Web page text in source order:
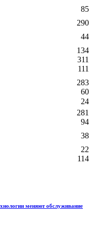
85
290
44
134
311
111
283
60
24
281
94
38
22
114
меняют обслуживание